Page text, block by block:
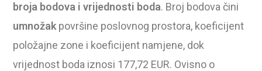
broja bodova i vrijednosti boda. Broj bodova čini
umnožak površine poslovnog prostora, koeficijent
položajne zone i koeficijent namjene, dok
vrijednost boda iznosi 177,72 EUR. Ovisno o